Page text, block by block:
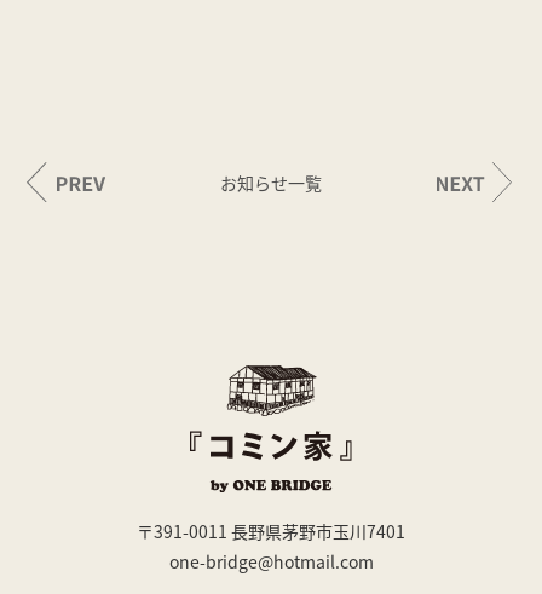
お知らせ一覧
〒391-0011 長野県茅野市玉川7401
one-bridge@hotmail.com